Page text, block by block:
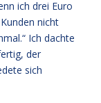
ich drei Euro
nicht
Ich dachte
der
sich